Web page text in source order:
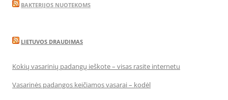
BAKTERIJOS NUOTEKOMS
LIETUVOS DRAUDIMAS
Kokių vasarinių padangų ieškote – visas rasite internetu
Vasarinės padangos keičiamos vasarai – kodėl